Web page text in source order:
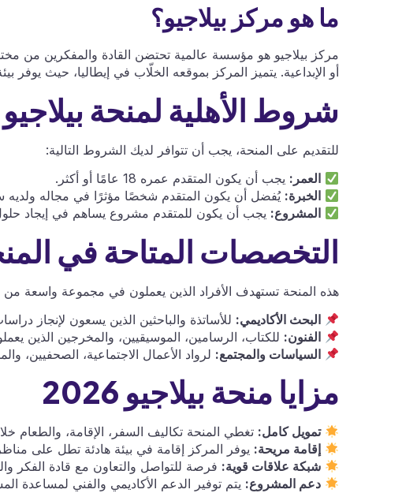
ما هو مركز بيلاجيو؟
مركز بيلاجيو هو مؤسسة عالمية تحتضن القادة والمفكرين من
أو الإبداعية. يتميز المركز بموقعه الخلّاب في إيطاليا، حيث يوفر
شروط الأهلية لمنحة بيلاجيو 2026
للتقديم على المنحة، يجب أن تتوافر لديك الشروط التالية:
العمر: يجب أن يكون المتقدم عمره 18 عامًا أو أكثر.
الخبرة: يُفضل أن يكون المتقدم شخصًا مؤثرًا في مجاله ولديه
المشروع: يجب أن يكون للمتقدم مشروع يساهم في إيجاد حلول
التخصصات المتاحة في
هذه المنحة تستهدف الأفراد الذين يعملون في مجموعة واسعة من
البحث الأكاديمي: للأساتذة والباحثين الذين يسعون لإنجاز
الفنون: للكتاب، الرسامين، الموسيقيين، والمخرجين الذين
السياسات والمجتمع: لرواد الأعمال الاجتماعية، الصحفيين،
مزايا منحة بيلاجيو 2026
تمويل كامل: تغطي المنحة تكاليف السفر، الإقامة، والطعام
إقامة مريحة: يوفر المركز إقامة في بيئة هادئة تطل على
شبكة علاقات قوية: فرصة للتواصل والتعاون مع قادة الفكر
دعم المشروع: يتم توفير الدعم الأكاديمي والفني لمساعدة